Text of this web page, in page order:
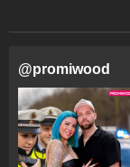
@promiwood